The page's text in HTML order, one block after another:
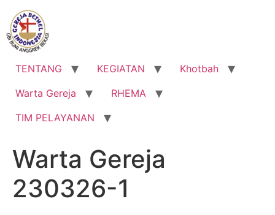
Lewati
konten
TENTANG KEGIATAN
Khotbah
Warta Gereja
RHEMA
TIM PELAYANAN
Warta Gereja
230326-1